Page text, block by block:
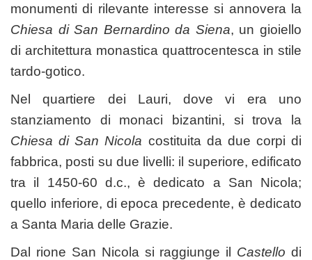
monumenti di rilevante interesse si annovera la
Chiesa di San Bernardino da Siena, un gioiello
di architettura monastica quattrocentesca in stile
tardo-gotico.
Nel quartiere dei Lauri, dove vi era uno
stanziamento di monaci bizantini, si trova la
Chiesa di San Nicola costituita da due corpi di
fabbrica, posti su due livelli: il superiore, edificato
tra il 1450-60 d.c., è dedicato a San Nicola;
quello inferiore, di epoca precedente, è dedicato
a Santa Maria delle Grazie.
Dal rione San Nicola si raggiunge il Castello di